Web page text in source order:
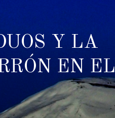
Y LA
EN EL